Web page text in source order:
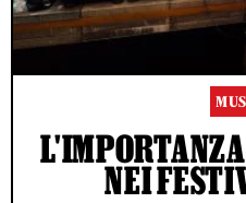
NEI